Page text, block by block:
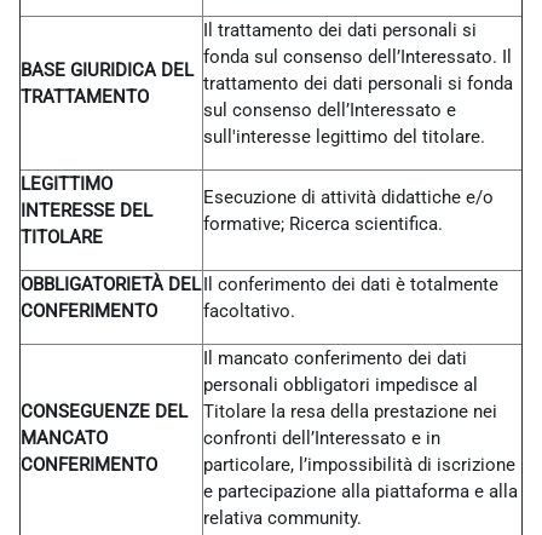
BASE GIURIDICA DEL
TRATTAMENTO
Il trattamento dei dati personali si
fonda sul consenso dell’Interessato. Il
trattamento dei dati personali si fonda
sul consenso dell’Interessato e
sull'interesse legittimo del titolare.
LEGITTIMO
INTERESSE DEL
TITOLARE
Esecuzione di attività didattiche e/o
formative; Ricerca scientifica.
OBBLIGATORIETÀ DEL
CONFERIMENTO
Il conferimento dei dati è totalmente
facoltativo.
CONSEGUENZE DEL
MANCATO
CONFERIMENTO
Il mancato conferimento dei dati
personali obbligatori impedisce al
Titolare la resa della prestazione nei
confronti dell’Interessato e in
particolare, l’impossibilità di iscrizione
e partecipazione alla piattaforma e alla
relativa community.